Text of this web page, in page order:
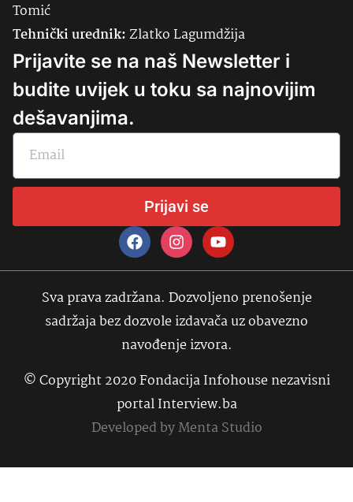
Tomić
Tehnički urednik:Zlatko Lagumdžija
Prijavite se na naš Newsletter i
budite uvijek u toku sa najnovijim
dešavanjima.
Prijavi se
Sva prava zadržana. Dozvoljeno prenošenje
sadržaja bez dozvole izdavača uz obavezno
navođenje izvora.
© Copyright 2020 Fondacija Infohouse nezavisni
portal Interview.ba
Developed byMenta Studio